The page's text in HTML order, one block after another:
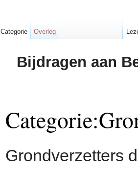
Bijdragen aan
Grondverzetters
Categorie Overleg